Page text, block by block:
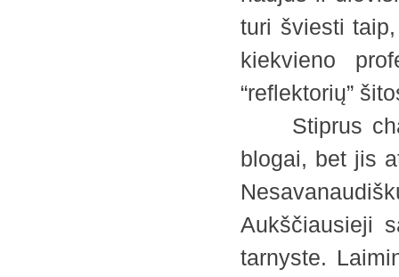
turi šviesti
kiekvieno
“reflektorių”
Stiprus
blogai, bet jis
Aukščiausieji
tarnyste.